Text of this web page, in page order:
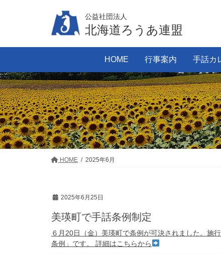
ン
に
移
動
ー
ョ
ン
に
移
動
公益社団法人
北海道ろうあ連盟
HOME 行事案内 手話カ
HOME 2025年6月
2025年6月25日
美瑛町で手話条例制定
６月20日（金）美瑛町で条例が可決されました。施
条例」です。 詳細はこちらから